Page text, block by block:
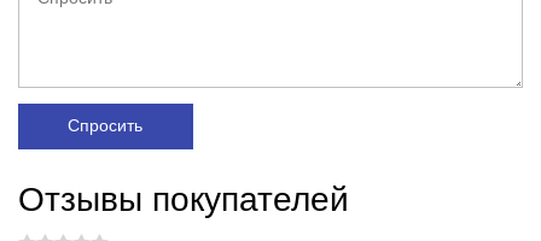
Спросить
Отзывы покупателей